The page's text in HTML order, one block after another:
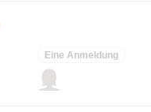
Eine Anmeldung